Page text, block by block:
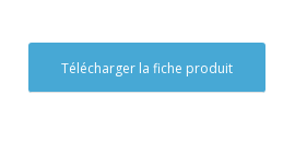
Télécharger la fiche produit